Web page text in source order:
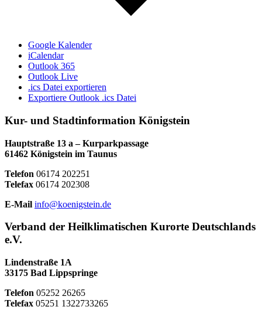
Google Kalender
iCalendar
Outlook 365
Outlook Live
.ics Datei exportieren
Exportiere Outlook .ics Datei
Kur- und Stadtinformation Königstein
Hauptstraße 13 a – Kurparkpassage
61462 Königstein im Taunus
Telefon 06174 202251
Telefax 06174 202308
E-Mail info@koenigstein.de
Verband der Heilklimatischen Kurorte Deutschlands
e.V.
Lindenstraße 1A
33175 Bad Lippspringe
Telefon 05252 26265
Telefax 05251 1322733265